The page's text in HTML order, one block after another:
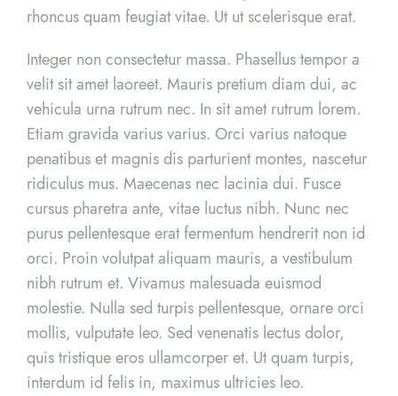
rhoncus quam feugiat vitae. Ut ut scelerisque erat.
Integer non consectetur massa. Phasellus tempor a
velit sit amet laoreet. Mauris pretium diam dui, ac
vehicula urna rutrum nec. In sit amet rutrum lorem.
Etiam gravida varius varius. Orci varius natoque
penatibus et magnis dis parturient montes, nascetur
ridiculus mus. Maecenas nec lacinia dui. Fusce
cursus pharetra ante, vitae luctus nibh. Nunc nec
purus pellentesque erat fermentum hendrerit non id
orci. Proin volutpat aliquam mauris, a vestibulum
nibh rutrum et. Vivamus malesuada euismod
molestie. Nulla sed turpis pellentesque, ornare orci
mollis, vulputate leo. Sed venenatis lectus dolor,
quis tristique eros ullamcorper et. Ut quam turpis,
interdum id felis in, maximus ultricies leo.